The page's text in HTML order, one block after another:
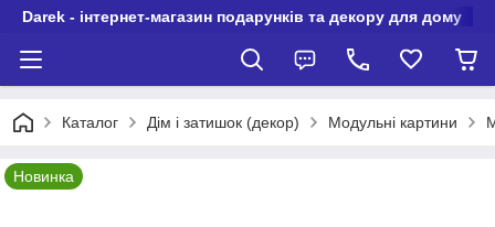
Darek - інтернет-магазин подарунків та декору для дому
Каталог Дім і затишок (декор) Модульні картини
Новинка